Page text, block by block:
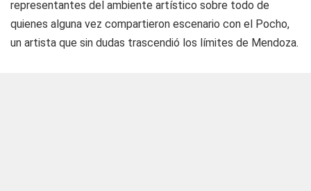
representantes del ambiente artístico sobre todo de
quienes alguna vez compartieron escenario con el Pocho,
un artista que sin dudas trascendió los límites de Mendoza.